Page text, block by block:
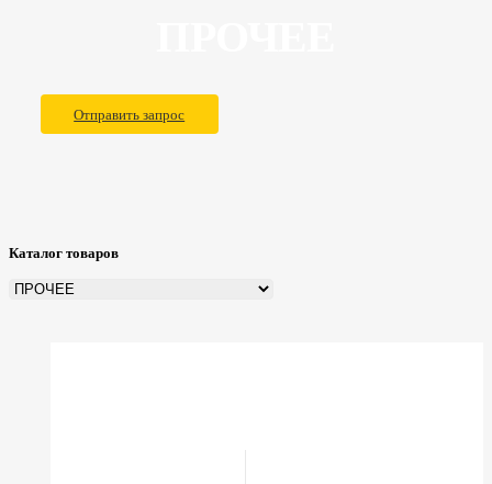
Отправить запрос
Каталог товаров